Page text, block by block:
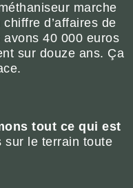
marche
d’affaires de
40 000 euros
sur douze ans. Ça
tout ce qui est
sur le terrain toute